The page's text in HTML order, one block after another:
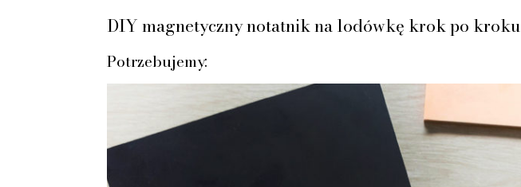
DIY magnetyczny notatnik na lodówkę krok po kroku
Potrzebujemy: